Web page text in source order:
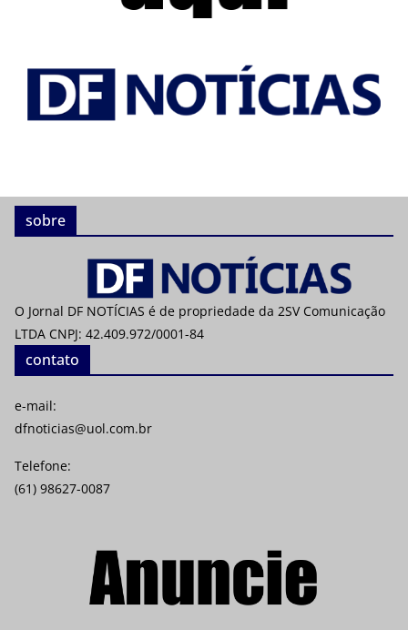
sobre
O Jornal DF NOTÍCIAS é de propriedade da 2SV Comunicação
LTDA CNPJ: 42.409.972/0001-84
contato
e-mail:
dfnoticias@uol.com.br
Telefone:
(61) 98627-0087